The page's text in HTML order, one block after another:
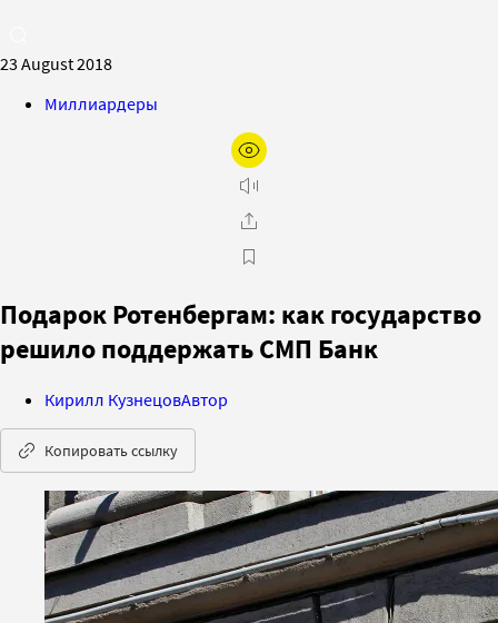
23 August 2018
Миллиардеры
Подарок Ротенбергам: как государство
решило поддержать СМП Банк
Кирилл КузнецовАвтор
Копировать ссылку